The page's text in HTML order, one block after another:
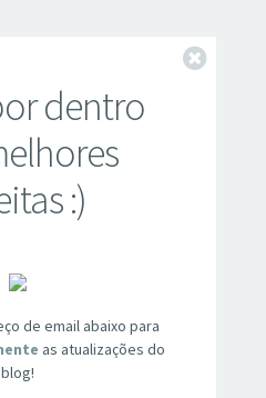
dentro
:)
de email abaixo para
as atualizações do
blog!